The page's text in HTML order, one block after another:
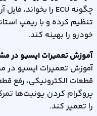
چگونه
را بخواند،
تنظیم کرده و با ریمپ
خودرو را بهینه کند.
آموزش تعمیرات ایسیو در
آموزش تعمیرات ایسیو در
قطعات الکترونیکی، رفع
پروگرام کردن یونیت‌ها
را تعمیر کند.